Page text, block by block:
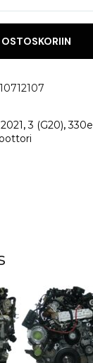
2021,3 (G20),330e